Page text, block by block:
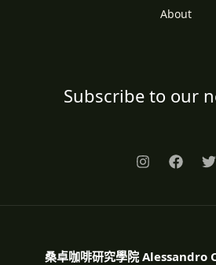
About
Subscribe to our
桑卓咖啡研究學院 Alessandro